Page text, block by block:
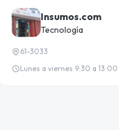
Insumos.com
Tecnología
61-3033
Lunes a viernes 9:30 a